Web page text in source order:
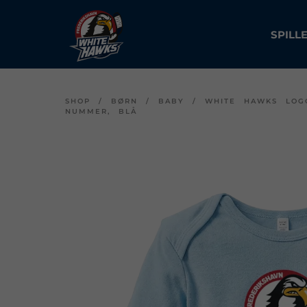
SHOP / BØRN / BABY /WHITE HAWKS
NUMMER, BLÅ